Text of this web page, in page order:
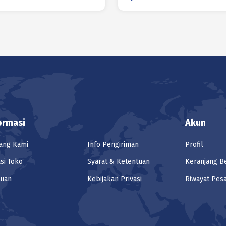
Kami
Toko
Info Pengiriman
Syarat & Ketentuan
Kebijakan Privasi
Akun
Profil
Keranjang
Riwayat